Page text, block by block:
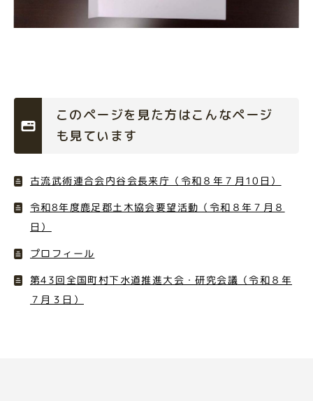
このページを見た方はこんなページ
も見ています
古流武術連合会内谷会長来庁（令和８年７月10日）
令和8年度鹿足郡土木協会要望活動（令和８年７月８
日）
プロフィール
第43回全国町村下水道推進大会・研究会議（令和８年
７月３日）